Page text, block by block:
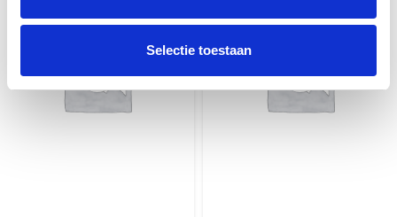
Selectie toestaan